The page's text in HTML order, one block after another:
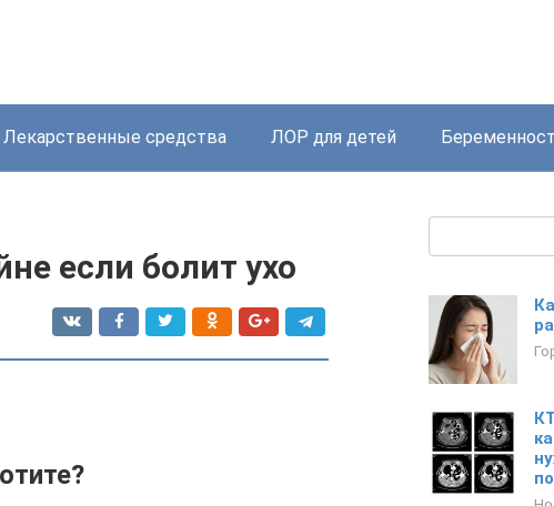
Лекарственные средства ЛОР для детей
если болит ухо